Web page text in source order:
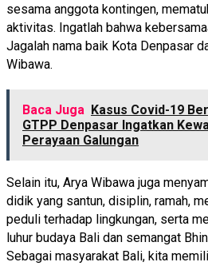
sesama anggota kontingen,
aktivitas. Ingatlah bahwa
Jagalah nama baik Kota Denpasar
Wibawa.
Baca Juga Kasus Covid-19
GTPP Denpasar Ingatkan
Perayaan Galungan
Selain itu, Arya Wibawa juga
didik yang santun, disiplin, ramah,
peduli terhadap lingkungan, serta
luhur budaya Bali dan semangat
Sebagai masyarakat Bali, kita